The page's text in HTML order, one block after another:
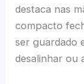
destaca nas
compacto
ser guardado
desalinhar ou